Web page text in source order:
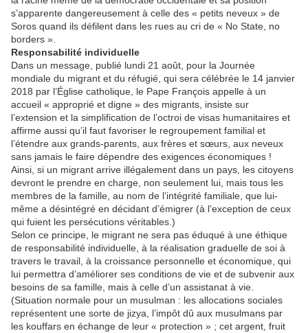
s’apparente dangereusement à celle des « petits neveux » de
Soros quand ils défilent dans les rues au cri de « No State, no
borders ».
Responsabilité individuelle
Dans un message, publié lundi 21 août, pour la Journée
mondiale du migrant et du réfugié, qui sera célébrée le 14 janvier
2018 par l’Église catholique, le Pape François appelle à un
accueil « approprié et digne » des migrants, insiste sur
l’extension et la simplification de l’octroi de visas humanitaires et
affirme aussi qu’il faut favoriser le regroupement familial et
l’étendre aux grands-parents, aux frères et sœurs, aux neveux
sans jamais le faire dépendre des exigences économiques !
Ainsi, si un migrant arrive illégalement dans un pays, les citoyens
devront le prendre en charge, non seulement lui, mais tous les
membres de la famille, au nom de l’intégrité familiale, que lui-
même a désintégré en décidant d’émigrer (à l’exception de ceux
qui fuient les persécutions véritables.)
Selon ce principe, le migrant ne sera pas éduqué à une éthique
de responsabilité individuelle, à la réalisation graduelle de soi à
travers le travail, à la croissance personnelle et économique, qui
lui permettra d’améliorer ses conditions de vie et de subvenir aux
besoins de sa famille, mais à celle d’un assistanat à vie.
(Situation normale pour un musulman : les allocations sociales
représentent une sorte de jizya, l’impôt dû aux musulmans par
les kouffars en échange de leur « protection » ; cet argent, fruit